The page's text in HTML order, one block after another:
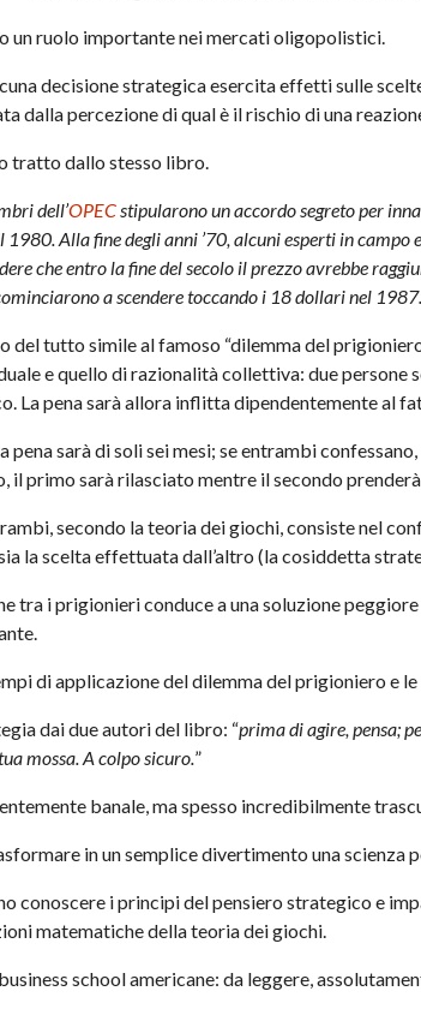
un ruolo importante nei mercati oligopolistici.
decisione strategica esercita effetti sulle
dalla percezione di qual è il rischio di una
tratto dallo stesso libro.
dell’OPECstipularono un accordo segreto per
Alla fine degli anni ’70, alcuni esperti in campo
che entro la fine del secolo il prezzo avrebbe
a scendere toccando i 18 dollari nel 1987.
del tutto simile al famoso “dilemma del
e quello di razionalità collettiva: due persone
La pena sarà allora inflitta dipendentemente al
pena sarà di soli sei mesi; se entrambi
il primo sarà rilasciato mentre il secondo
secondo la teoria dei giochi, consiste nel
la scelta effettuata dall’altro (la cosiddetta
tra i prigionieri conduce a una soluzione
di applicazione del dilemma del prigioniero e
dai due autori del libro: “prima di agire, pensa;
mossa. A colpo sicuro.”
banale, ma spesso incredibilmente
in un semplice divertimento una scienza
conoscere i principi del pensiero strategico e
matematiche della teoria dei giochi.
school americane: da leggere,